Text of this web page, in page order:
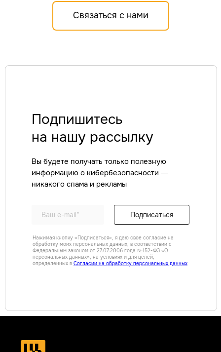
Связаться с нами
Подпишитесь
на нашу рассылку
Вы будете получать только полезную
информацию о кибербезопасности —
никакого спама и рекламы
Нажимая кнопку «Подписаться», я даю свое согласие на
обработку моих персональных данных, в соответствии с
Федеральным законом от 27.07.2006 года №152-ФЗ «О
персональных данных», на условиях и для целей,
определенных в Согласии на обработку персональных данных
Подписаться